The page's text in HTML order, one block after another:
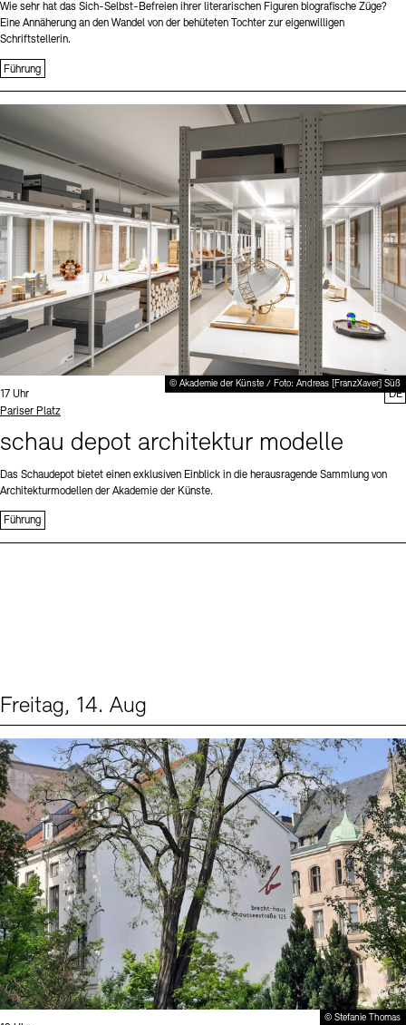
Wie sehr hat das Sich-Selbst-Befreien ihrer literarischen Figuren biografische Züge?
Eine Annäherung an den Wandel von der behüteten Tochter zur eigenwilligen
Schriftstellerin.
Führung
© Akademie der Künste / Foto: Andreas [FranzXaver] Süß
Uhrzeit:
17 Uhr
Standort
Pariser Platz
schau depot architektur modelle
Das Schaudepot bietet einen exklusiven Einblick in die herausragende Sammlung von
Architekturmodellen der Akademie der Künste.
Führung
DE
Freitag, 14. Aug
© Stefanie Thomas